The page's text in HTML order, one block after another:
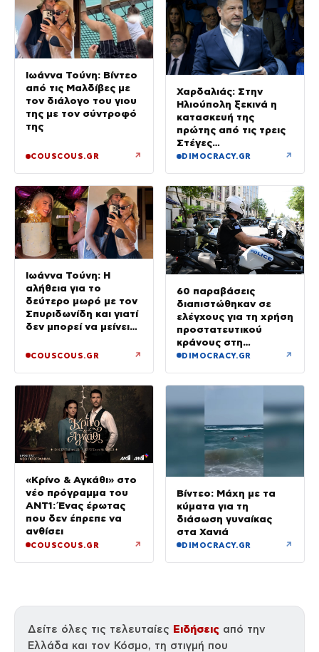
Ιωάννα Τούνη: Βίντεο
από τις Μαλδίβες με
τον διάλογο του γιου
της με τον σύντροφό
της
COUSCOUS.GR ↗
Χαρδαλιάς: Στην
Ηλιούπολη ξεκινά η
κατασκευή της
πρώτης από τις τρεις
Στέγες
Υποστηριζόμενης
DIMOCRACY.GR ↗
Ιωάννα Τούνη: Η
αλήθεια για το
δεύτερο μωρό με τον
Σπυριδωνίδη και γιατί
δεν μπορεί να μείνει
COUSCOUS.GR ↗
60 παραβάσεις
διαπιστώθηκαν σε
ελέγχους για τη χρήση
προστατευτικού
κράνους στη
Θεσσαλονίκη
DIMOCRACY.GR ↗
«Κρίνο & Αγκάθι» στο
νέο πρόγραμμα του
ΑΝΤ1: Ένας έρωτας
που δεν έπρεπε να
ανθίσει
COUSCOUS.GR ↗
Βίντεο: Μάχη με τα
κύματα για τη
διάσωση γυναίκας
στα Χανιά
DIMOCRACY.GR ↗
Δείτε όλες τις τελευταίες Ειδήσεις από την
Ελλάδα και τον Κόσμο, τη στιγμή που